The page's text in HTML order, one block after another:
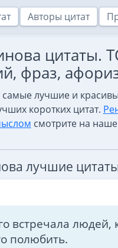
Авторы цитат
цитаты.
фраз,
лучшие и
коротких цитат.
смотрите на
лучшие
встречала людей,
полюбить.